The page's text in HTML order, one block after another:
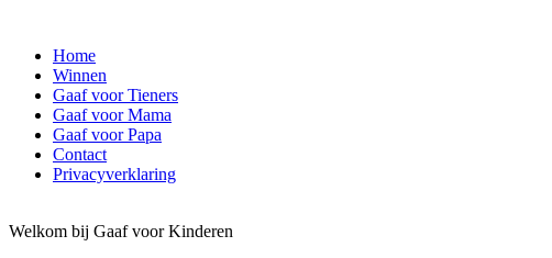
Home
Winnen
Gaaf voor Tieners
Gaaf voor Mama
Gaaf voor Papa
Contact
Privacyverklaring
Welkom bij Gaaf voor Kinderen